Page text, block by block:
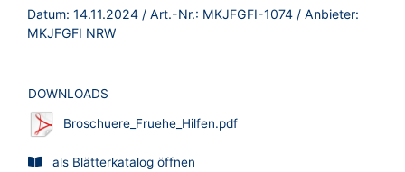
Datum: 14.11.2024 / Art.-Nr.: MKJFGFI-1074 / Anbieter:
MKJFGFI NRW
DOWNLOADS
Broschuere_Fruehe_Hilfen.pdf
als Blätterkatalog öffnen